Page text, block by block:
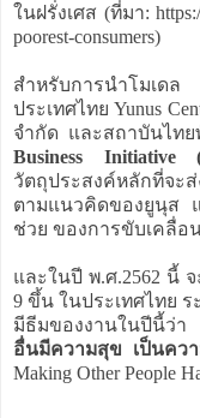
ในฝรั่งเศส (ที่มา:
poorest-consumers)
สำหรับการนำโมเ
ประเทศไทย Yunus
จำกัด และสถาบันไท
Business Initiative
วัตถุประสงค์หลักที่จะส่
ตามแนวคิดของยูนุส แ
ช่วย ของการขับเคลื่อ
และในปี พ.ศ.2562 นี้ จ
9 ขึ้น ในประเทศไทย ร
มีธีมของงานในปีนี้ว่า
อื่นมีความสุข เป็นคว
Making Other People